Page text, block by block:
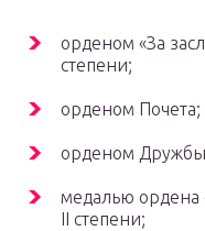
орденом «За
степени;
орденом Почета;
орденом
медалью ордена
II степени;